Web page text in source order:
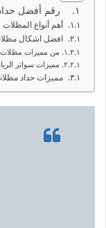
رقم أفضل
أهم أنواع
افضل اشكال مظلات
من مميزات مظلات
مميزات سواتر
مميزات حداد